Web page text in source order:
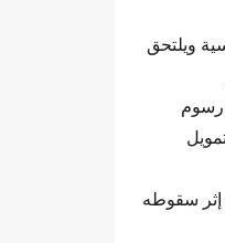
ويلتحق
رسوم
إثر سقوطه